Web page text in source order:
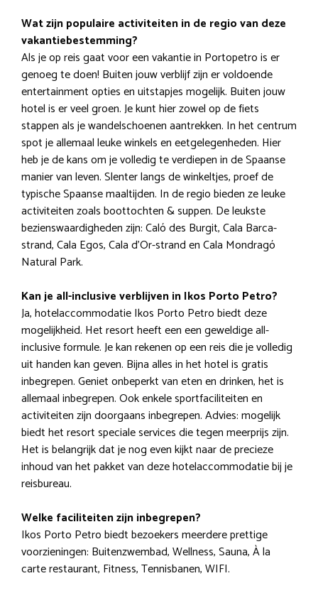
Wat zijn populaire activiteiten in de regio van deze
vakantiebestemming?
Als je op reis gaat voor een vakantie in Portopetro is er
genoeg te doen! Buiten jouw verblijf zijn er voldoende
entertainment opties en uitstapjes mogelijk. Buiten jouw
hotel is er veel groen. Je kunt hier zowel op de fiets
stappen als je wandelschoenen aantrekken. In het centrum
spot je allemaal leuke winkels en eetgelegenheden. Hier
heb je de kans om je volledig te verdiepen in de Spaanse
manier van leven. Slenter langs de winkeltjes, proef de
typische Spaanse maaltijden. In de regio bieden ze leuke
activiteiten zoals boottochten & suppen. De leukste
bezienswaardigheden zijn: Caló des Burgit, Cala Barca-
strand, Cala Egos, Cala d’Or-strand en Cala Mondragó
Natural Park.
Kan je all-inclusive verblijven in Ikos Porto Petro?
Ja, hotelaccommodatie Ikos Porto Petro biedt deze
mogelijkheid. Het resort heeft een een geweldige all-
inclusive formule. Je kan rekenen op een reis die je volledig
uit handen kan geven. Bijna alles in het hotel is gratis
inbegrepen. Geniet onbeperkt van eten en drinken, het is
allemaal inbegrepen. Ook enkele sportfaciliteiten en
activiteiten zijn doorgaans inbegrepen. Advies: mogelijk
biedt het resort speciale services die tegen meerprijs zijn.
Het is belangrijk dat je nog even kijkt naar de precieze
inhoud van het pakket van deze hotelaccommodatie bij je
reisbureau.
Welke faciliteiten zijn inbegrepen?
Ikos Porto Petro biedt bezoekers meerdere prettige
voorzieningen: Buitenzwembad, Wellness, Sauna, À la
carte restaurant, Fitness, Tennisbanen, WIFI.